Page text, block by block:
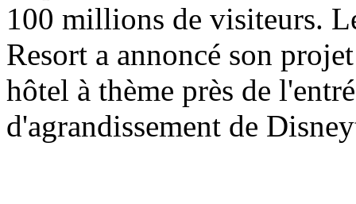
100 millions de visiteurs.
Resort a annoncé son
hôtel à thème près de
d'agrandissement de